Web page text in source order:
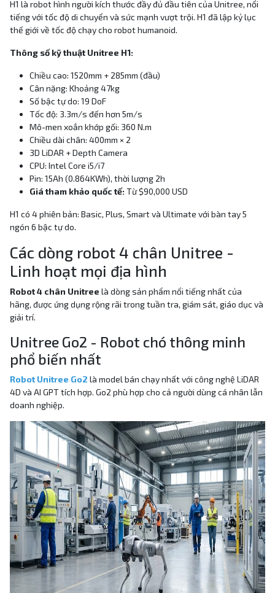
H1 là robot hình người kích thước đầy đủ đầu tiên của Unitree, nổi
tiếng với tốc độ di chuyển và sức mạnh vượt trội. H1 đã lập kỷ lục
thế giới về tốc độ chạy cho robot humanoid.
Thông số kỹ thuật Unitree H1:
Chiều cao: 1520mm + 285mm (đầu)
Cân nặng: Khoảng 47kg
Số bậc tự do: 19 DoF
Tốc độ: 3.3m/s đến hơn 5m/s
Mô-men xoắn khớp gối: 360 N.m
Chiều dài chân: 400mm × 2
3D LiDAR + Depth Camera
CPU: Intel Core i5/i7
Pin: 15Ah (0.864KWh), thời lượng 2h
Giá tham khảo quốc tế: Từ $90,000 USD
H1 có 4 phiên bản: Basic, Plus, Smart và Ultimate với bàn tay 5
ngón 6 bậc tự do.
Các dòng robot 4 chân Unitree -
Linh hoạt mọi địa hình
Robot 4 chân Unitree là dòng sản phẩm nổi tiếng nhất của
hãng, được ứng dụng rộng rãi trong tuần tra, giám sát, giáo dục và
giải trí.
Unitree Go2 - Robot chó thông minh
phổ biến nhất
Robot Unitree Go2 là model bán chạy nhất với công nghệ LiDAR
4D và AI GPT tích hợp. Go2 phù hợp cho cả người dùng cá nhân lẫn
doanh nghiệp.